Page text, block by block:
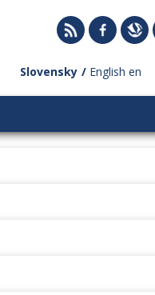
Slovensky English en